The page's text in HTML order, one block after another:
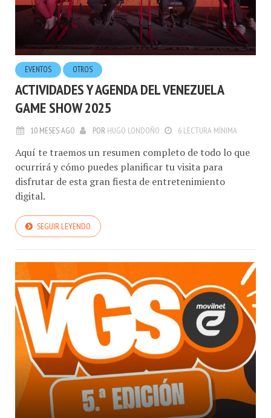
EVENTOS OTROS
ACTIVIDADES Y AGENDA DEL VENEZUELA
GAME SHOW 2025
10 MESES AGO POR HUGO LONDOÑO 6 LECTURA MÍNIMA
Aquí te traemos un resumen completo de todo lo que
ocurrirá y cómo puedes planificar tu visita para
disfrutar de esta gran fiesta de entretenimiento
digital.
SEGUIR LEYENDO